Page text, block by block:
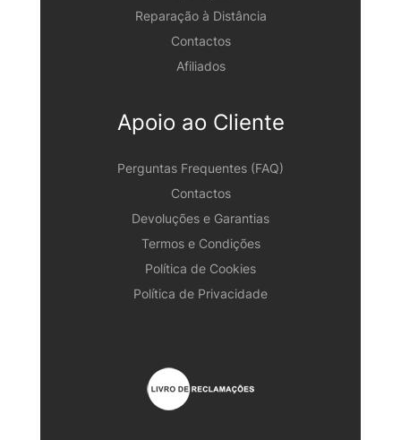
Reparação à Distância
Contactos
Afiliados
Apoio ao Cliente
Perguntas Frequentes (FAQ)
Contactos
Devoluções e Garantias
Termos e Condições
Política de Cookies
Política de Privacidade